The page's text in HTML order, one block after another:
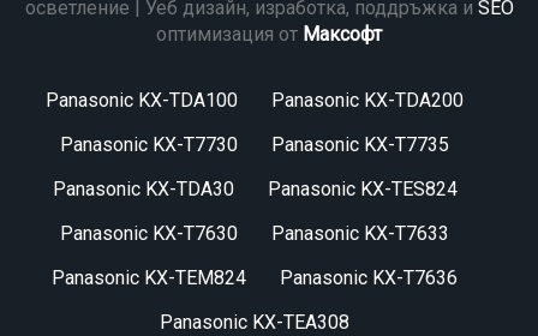
осветление | Уеб дизайн, изработка, поддръжка и SEO
оптимизация от Максофт
Panasonic KX-TDA100
Panasonic KX-TDA200
Panasonic KX-T7730
Panasonic KX-T7735
Panasonic KX-TDA30
Panasonic KX-TES824
Panasonic KX-T7630
Panasonic KX-T7633
Panasonic KX-TEM824
Panasonic KX-T7636
Panasonic KX-TEA308